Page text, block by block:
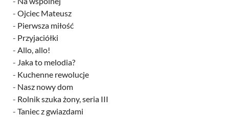
- Ojciec Mateusz
- Pierwsza miłość
- Przyjaciółki
- Allo, allo!
- Jaka to melodia?
- Kuchenne rewolucje
- Nasz nowy dom
- Rolnik szuka żony, seria III
- Taniec z gwiazdami